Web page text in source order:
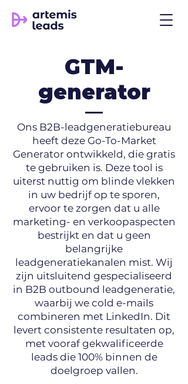
GTM-
generator
Ons B2B-leadgeneratiebureau
heeft deze Go-To-Market
Generator ontwikkeld, die gratis
te gebruiken is. Deze tool is
uiterst nuttig om blinde vlekken
in uw bedrijf op te sporen,
ervoor te zorgen dat u alle
marketing- en verkoopaspecten
bestrijkt en dat u geen
belangrijke
leadgeneratiekanalen mist. Wij
zijn uitsluitend gespecialiseerd
in B2B outbound leadgeneratie,
waarbij we cold e-mails
combineren met LinkedIn. Dit
levert consistente resultaten op,
met vooraf gekwalificeerde
leads die 100% binnen de
doelgroep vallen.